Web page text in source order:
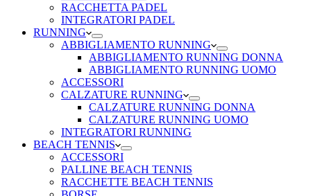
RACCHETTA PADEL
INTEGRATORI PADEL
RUNNING
ABBIGLIAMENTO RUNNING
ABBIGLIAMENTO RUNNING DONNA
ABBIGLIAMENTO RUNNING UOMO
ACCESSORI
CALZATURE RUNNING
CALZATURE RUNNING DONNA
CALZATURE RUNNING UOMO
INTEGRATORI RUNNING
BEACH TENNIS
ACCESSORI
PALLINE BEACH TENNIS
RACCHETTE BEACH TENNIS